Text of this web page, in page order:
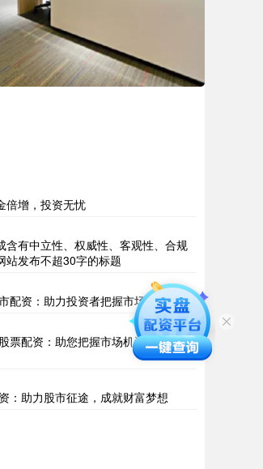
倍增，投资无忧
含有中立性、权威性、客观性、合规
站发布不超30字的标题
配资：助力投资者把握市场机遇
票配资：助您把握市场机遇，实现财
：助力股市征途，成就财富梦想